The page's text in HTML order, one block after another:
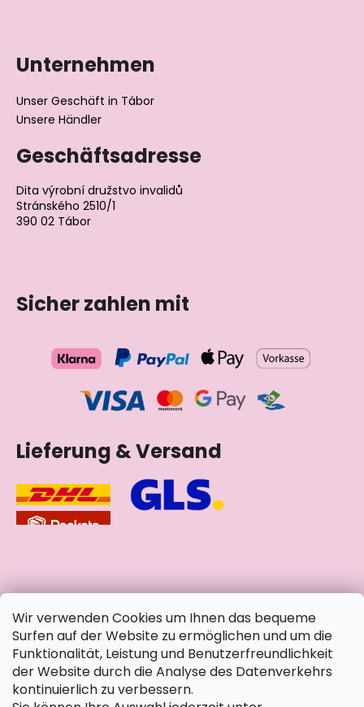
Wir verwenden Cookies um Ihnen das bequeme
Surfen auf der Website zu ermöglichen und um die
Funktionalität, Leistung und Benutzerfreundlichkeit
der Website durch die Analyse des Datenverkehrs
kontinuierlich zu verbessern.
Unternehmen
Unser Geschäft in Tábor
Unsere Händler
Geschäftsadresse
Dita výrobní družstvo invalidů
Stránského 2510/1
390 02 Tábor
Sicher zahlen mit
Lieferung & Versand
soziale Netzwerke